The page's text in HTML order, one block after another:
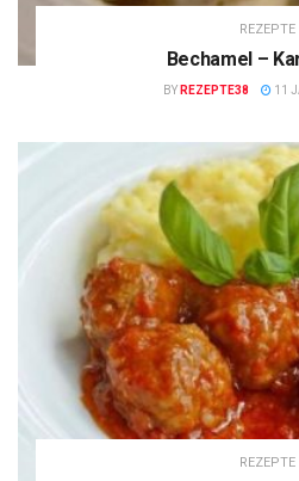
REZEPTE
Bechamel –
BY REZEPTE38 11
REZEPTE